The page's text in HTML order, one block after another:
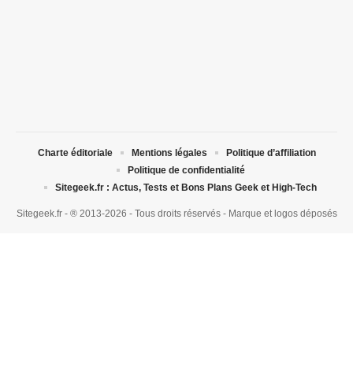
Sitegeek.fr - ® 2013-2026 - Tous droits réservés - Marque et logos déposés
Charte éditoriale Mentions légales
Politique d’affiliation
Politique de confidentialité
Sitegeek.fr : Actus, Tests et Bons Plans Geek et High-Tech